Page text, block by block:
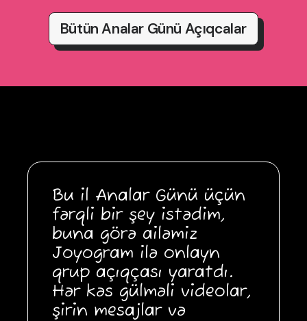
Bütün Analar Günü Açıqcalar
Bu il Analar Günü üçün
fərqli bir şey istədim,
buna görə ailəmiz
Joyogram ilə onlayn
qrup açıqçası yaratdı.
Hər kəs gülməli videolar,
şirin mesajlar və